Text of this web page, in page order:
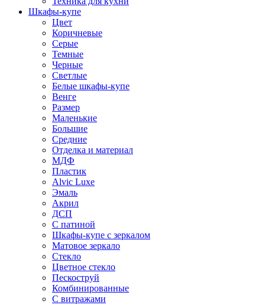
Шкафы-купе
Цвет
Коричневые
Серые
Темные
Черные
Светлые
Белые шкафы-купе
Венге
Размер
Маленькие
Большие
Средние
Отделка и материал
МДФ
Пластик
Alvic Luxe
Эмаль
Акрил
ДСП
С патиной
Шкафы-купе с зеркалом
Матовое зеркало
Стекло
Цветное стекло
Пескоструй
Комбинированные
С витражами